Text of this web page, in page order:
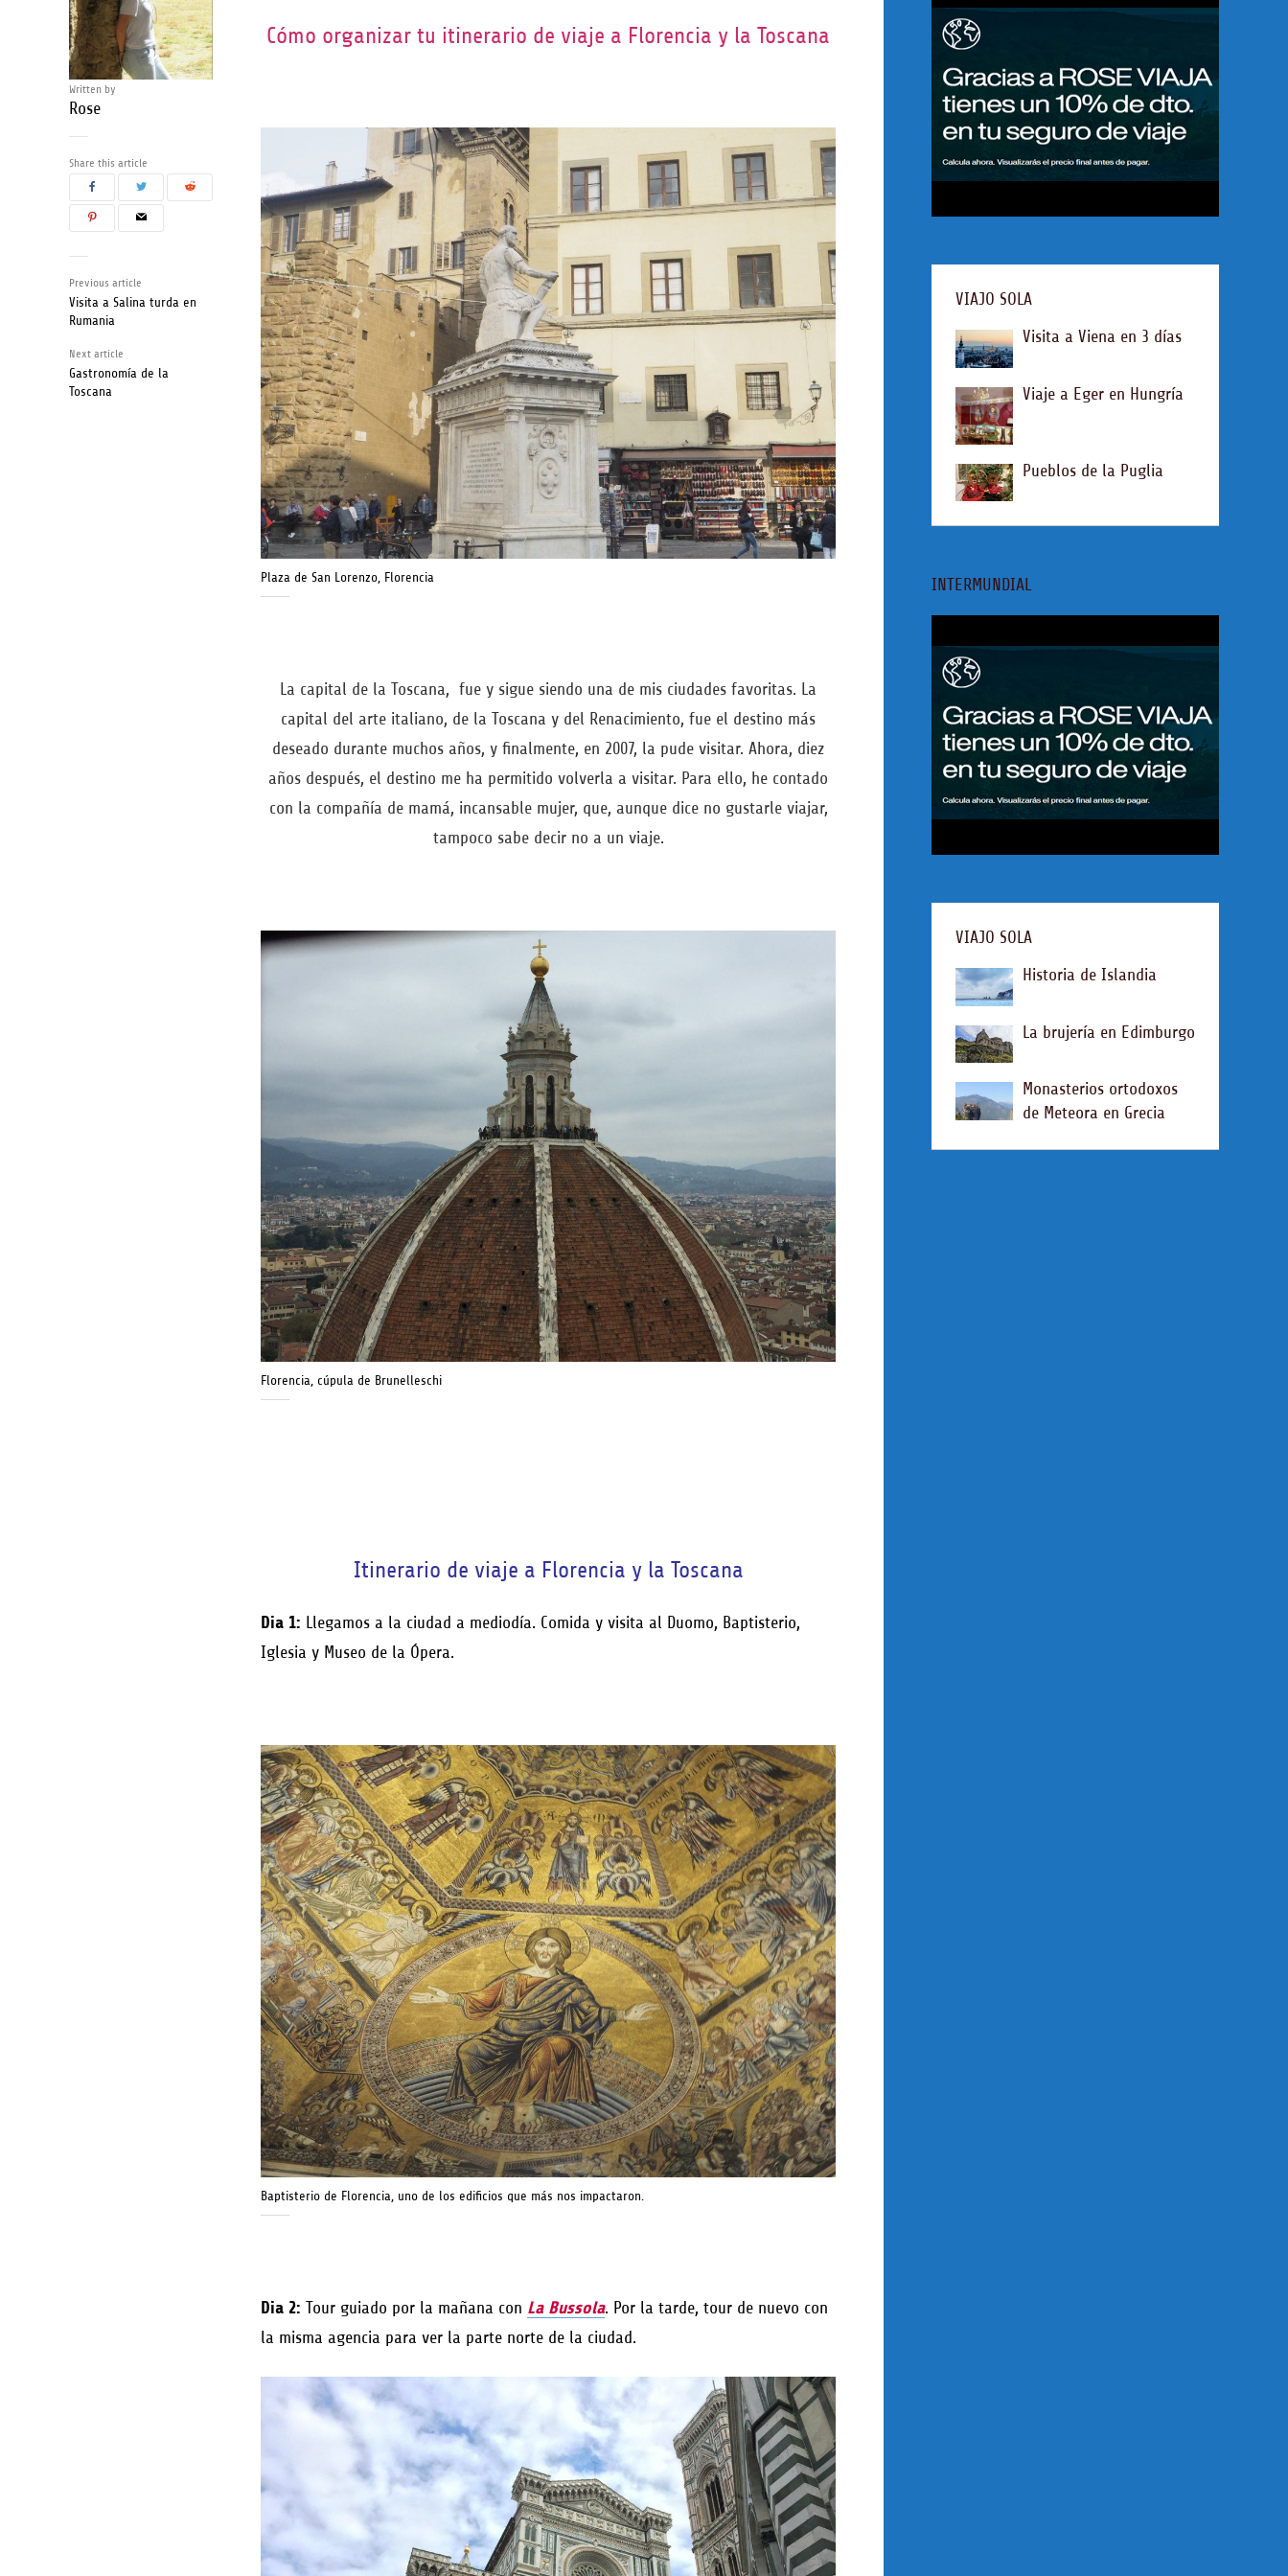
Written by
Rose
Share this article
Previous article
Visita a Salina turda en
Rumania
Next article
Gastronomía de la
Toscana
Cómo organizar tu itinerario de viaje a Florencia y la Toscana
Plaza de San Lorenzo, Florencia
La capital de la Toscana, fue y sigue siendo una de mis ciudades favoritas. La
capital del arte italiano, de la Toscana y del Renacimiento, fue el destino más
deseado durante muchos años, y finalmente, en 2007, la pude visitar. Ahora, diez
años después, el destino me ha permitido volverla a visitar. Para ello, he contado
con la compañía de mamá, incansable mujer, que, aunque dice no gustarle viajar,
tampoco sabe decir no a un viaje.
Florencia, cúpula de Brunelleschi
Itinerario de viaje a Florencia y la Toscana
Dia 1: Llegamos a la ciudad a mediodía. Comida y visita al Duomo, Baptisterio,
Iglesia y Museo de la Ópera.
Baptisterio de Florencia, uno de los edificios que más nos impactaron.
Dia 2: Tour guiado por la mañana con La Bussola. Por la tarde, tour de nuevo con
la misma agencia para ver la parte norte de la ciudad.
VIAJO SOLA
Visita a Viena en 3 días
Viaje a Eger en Hungría
Pueblos de la Puglia
INTERMUNDIAL
VIAJO SOLA
Historia de Islandia
La brujería en Edimburgo
Monasterios ortodoxos
de Meteora en Grecia